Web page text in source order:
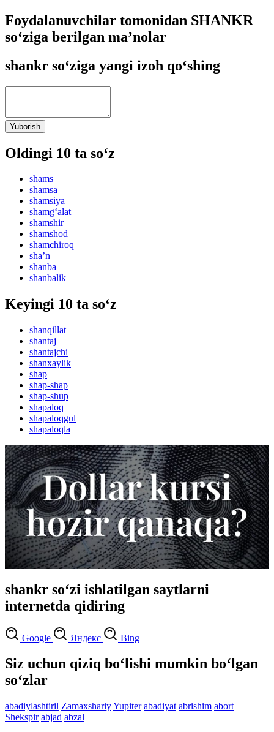
Foydalanuvchilar tomonidan SHANKR
so‘ziga berilgan ma’nolar
shankr so‘ziga yangi izoh qo‘shing
Yuborish
Oldingi 10 ta so‘z
shams
shamsa
shamsiya
shamg‘alat
shamshir
shamshod
shamchiroq
shaʼn
shanba
shanbalik
Keyingi 10 ta so‘z
shanqillat
shantaj
shantajchi
shanxaylik
shap
shap-shap
shap-shup
shapaloq
shapaloqgul
shapaloqla
shankr so‘zi ishlatilgan saytlarni
internetda qidiring
Google Яндекс Bing
Siz uchun qiziq bo‘lishi mumkin bo‘lgan
so‘zlar
abadiylashtiril ZamaxshariyYupiter abadiyat abrishim abort
Shekspir abjad abzal